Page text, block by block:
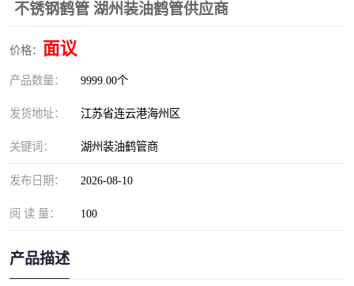
不锈钢鹤管 湖州装油鹤管供应商
价格： 面议
产品数量： 9999.00个
发货地址： 江苏省连云港海州区
关键词： 湖州装油鹤管商
发布日期： 2026-08-10
阅 读 量： 100
产品描述